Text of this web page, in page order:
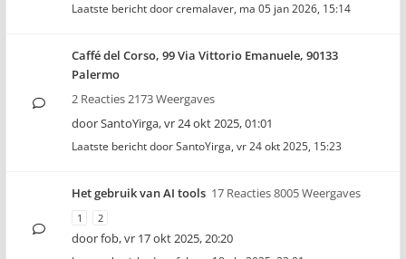
Laatste bericht doorcremalaver, ma 05 jan 2026, 15:14
Caffé del Corso, 99 Via Vittorio Emanuele, 90133
Palermo
2 Reacties 2173 Weergaves
doorSantoYirga,vr 24 okt 2025, 01:01
Laatste bericht doorSantoYirga, vr 24 okt 2025, 15:23
Het gebruik van AI tools 17 Reacties 8005 Weergaves
1 2
doorfob,vr 17 okt 2025, 20:20